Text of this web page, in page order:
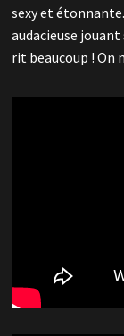
sexy et
audacieuse
rit beaucoup ! On